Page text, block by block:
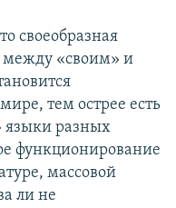
своеобразная
между «своим» и
тем острее есть
языки разных
функционирование
массовой
ли не